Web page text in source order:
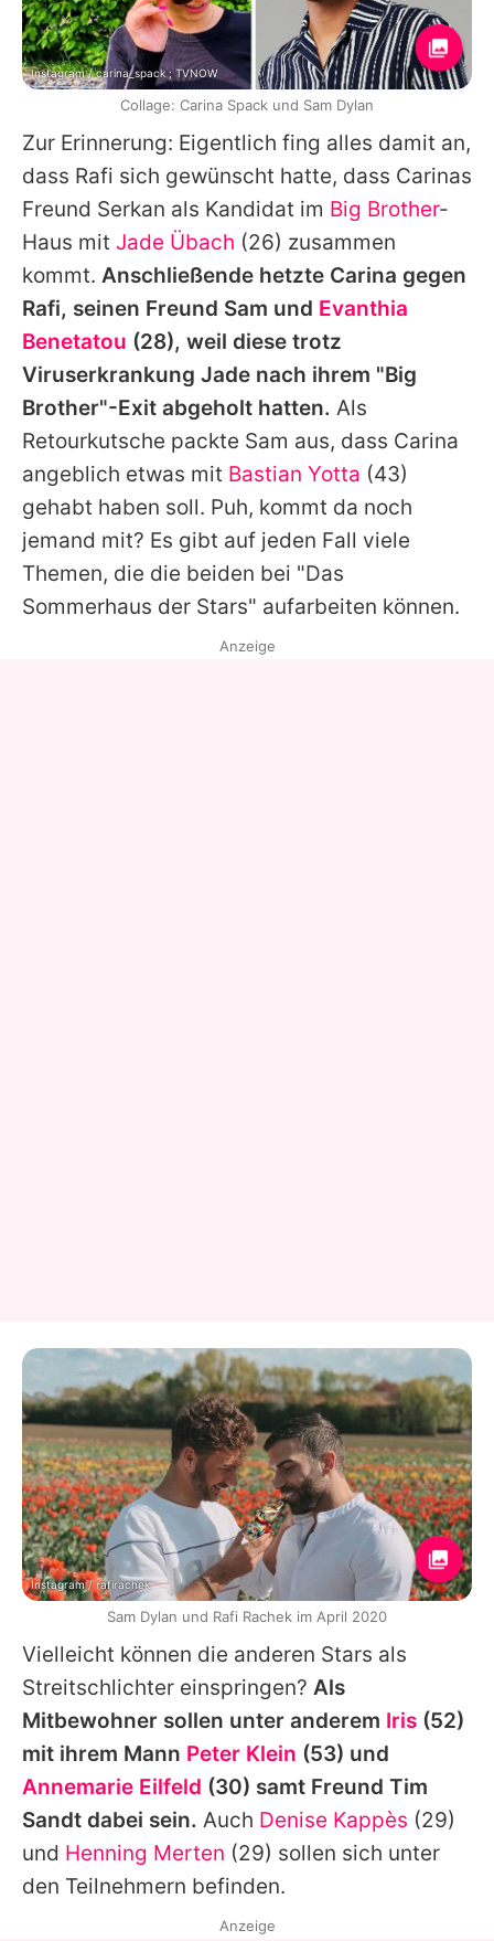
Zur Erinnerung: Eigentlich fing alles damit an,
dass Rafi sich gewünscht hatte, dass Carinas
Freund Serkan als Kandidat im Big Brother-
Haus mit Jade Übach (26) zusammen
kommt. Anschließende hetzte Carina gegen
Rafi, seinen Freund Sam und Evanthia
Benetatou (28), weil diese trotz
Viruserkrankung Jade nach ihrem "Big
Brother"-Exit abgeholt hatten. Als
Retourkutsche packte Sam aus, dass Carina
angeblich etwas mit Bastian Yotta (43)
gehabt haben soll. Puh, kommt da noch
jemand mit? Es gibt auf jeden Fall viele
Themen, die die beiden bei "Das
Sommerhaus der Stars" aufarbeiten können.
Vielleicht können die anderen Stars als
Streitschlichter einspringen? Als
Mitbewohner sollen unter anderem Iris (52)
mit ihrem Mann Peter Klein (53) und
Annemarie Eilfeld (30) samt Freund Tim
Sandt dabei sein. Auch Denise Kappès (29)
und Henning Merten (29) sollen sich unter
den Teilnehmern befinden.
Instagram / carina_spack ; TVNOW
Collage: Carina Spack und Sam Dylan
Anzeige
Instagram / rafirachek
Sam Dylan und Rafi Rachek im April 2020
Anzeige